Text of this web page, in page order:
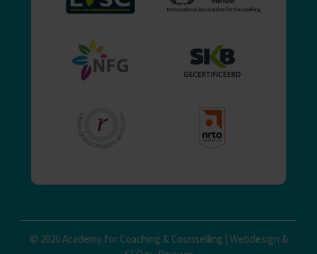
© 2026 Academy for Coaching & Counselling | Webdesign &